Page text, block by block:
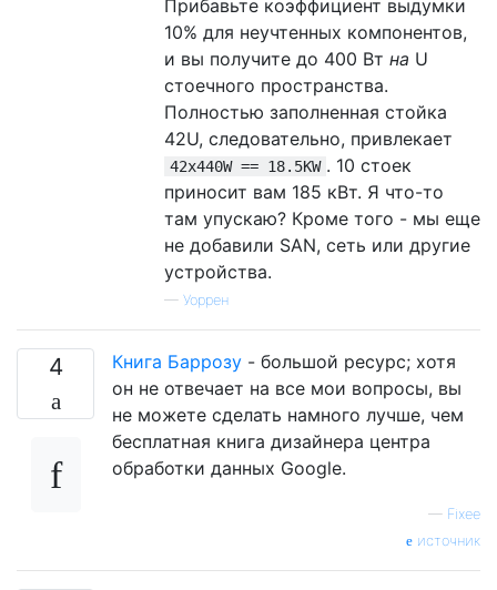
Прибавьте коэффициент выдумки
10% для неучтенных компонентов,
и вы получите до 400 Вт на U
стоечного пространства.
Полностью заполненная стойка
42U, следовательно, привлекает
42x440W == 18.5KW . 10 стоек
приносит вам 185 кВт. Я что-то
там упускаю? Кроме того - мы еще
не добавили SAN, сеть или другие
устройства.
— Уоррен
4 Книга Баррозу - большой ресурс; хотя
он не отвечает на все мои вопросы, вы
не можете сделать намного лучше, чем
бесплатная книга дизайнера центра
обработки данных Google.
— Fixee
источник